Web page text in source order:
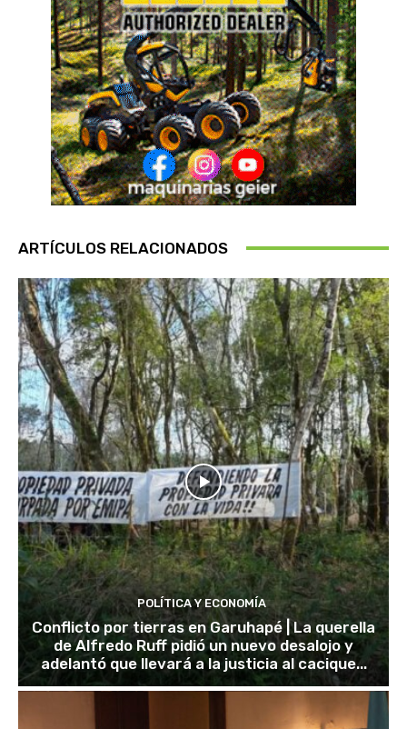
ARTÍCULOS RELACIONADOS
POLÍTICA Y ECONOMÍA
Conflicto por tierras en Garuhapé | La querella
de Alfredo Ruff pidió un nuevo desalojo y
adelantó que llevará a la justicia al cacique...